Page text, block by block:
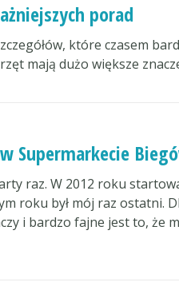
porad
które czasem
mają dużo większe
Supermarkecie
raz. W 2012 roku
roku był mój raz ostatni.
i bardzo fajne jest to, że